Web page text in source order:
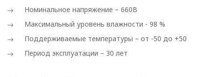
Номинальное напряжение – 660В
Максимальный уровень влажности - 98 %
Поддерживаемые температуры – от -50 до +50
Период эксплуатации – 30 лет
обработки
персональных
данных